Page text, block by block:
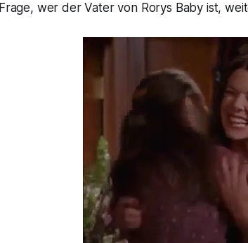
Frage, wer der Vater von Rorys Baby ist,